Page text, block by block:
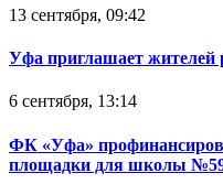
13 сентября, 09:42
Уфа приглашает жителей
6 сентября, 13:14
ФК «Уфа»
площадки для школы